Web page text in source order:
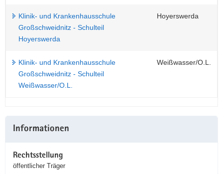
Klinik- und Krankenhausschule
Großschweidnitz - Schulteil
Hoyerswerda
Hoyerswerda
Klinik- und Krankenhausschule
Großschweidnitz - Schulteil
Weißwasser/O.L.
Weißwasser/O.L.
Information
Informationen
Rechtsstellung
öffentlicher Träger